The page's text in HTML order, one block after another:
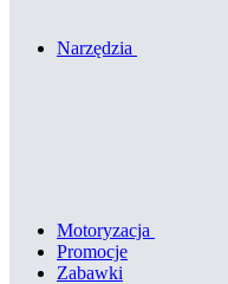
Narzędzia
Motoryzacja
Promocje
Zabawki